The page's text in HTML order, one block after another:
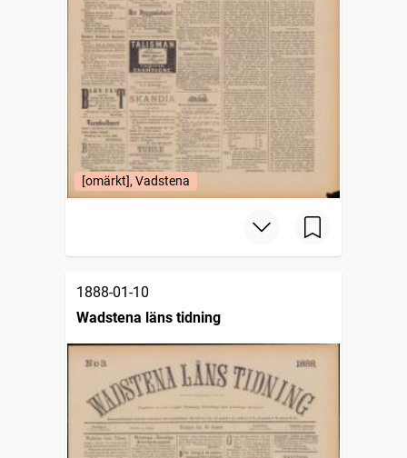
[omärkt], Vadstena
1888-01-10
Wadstena läns tidning